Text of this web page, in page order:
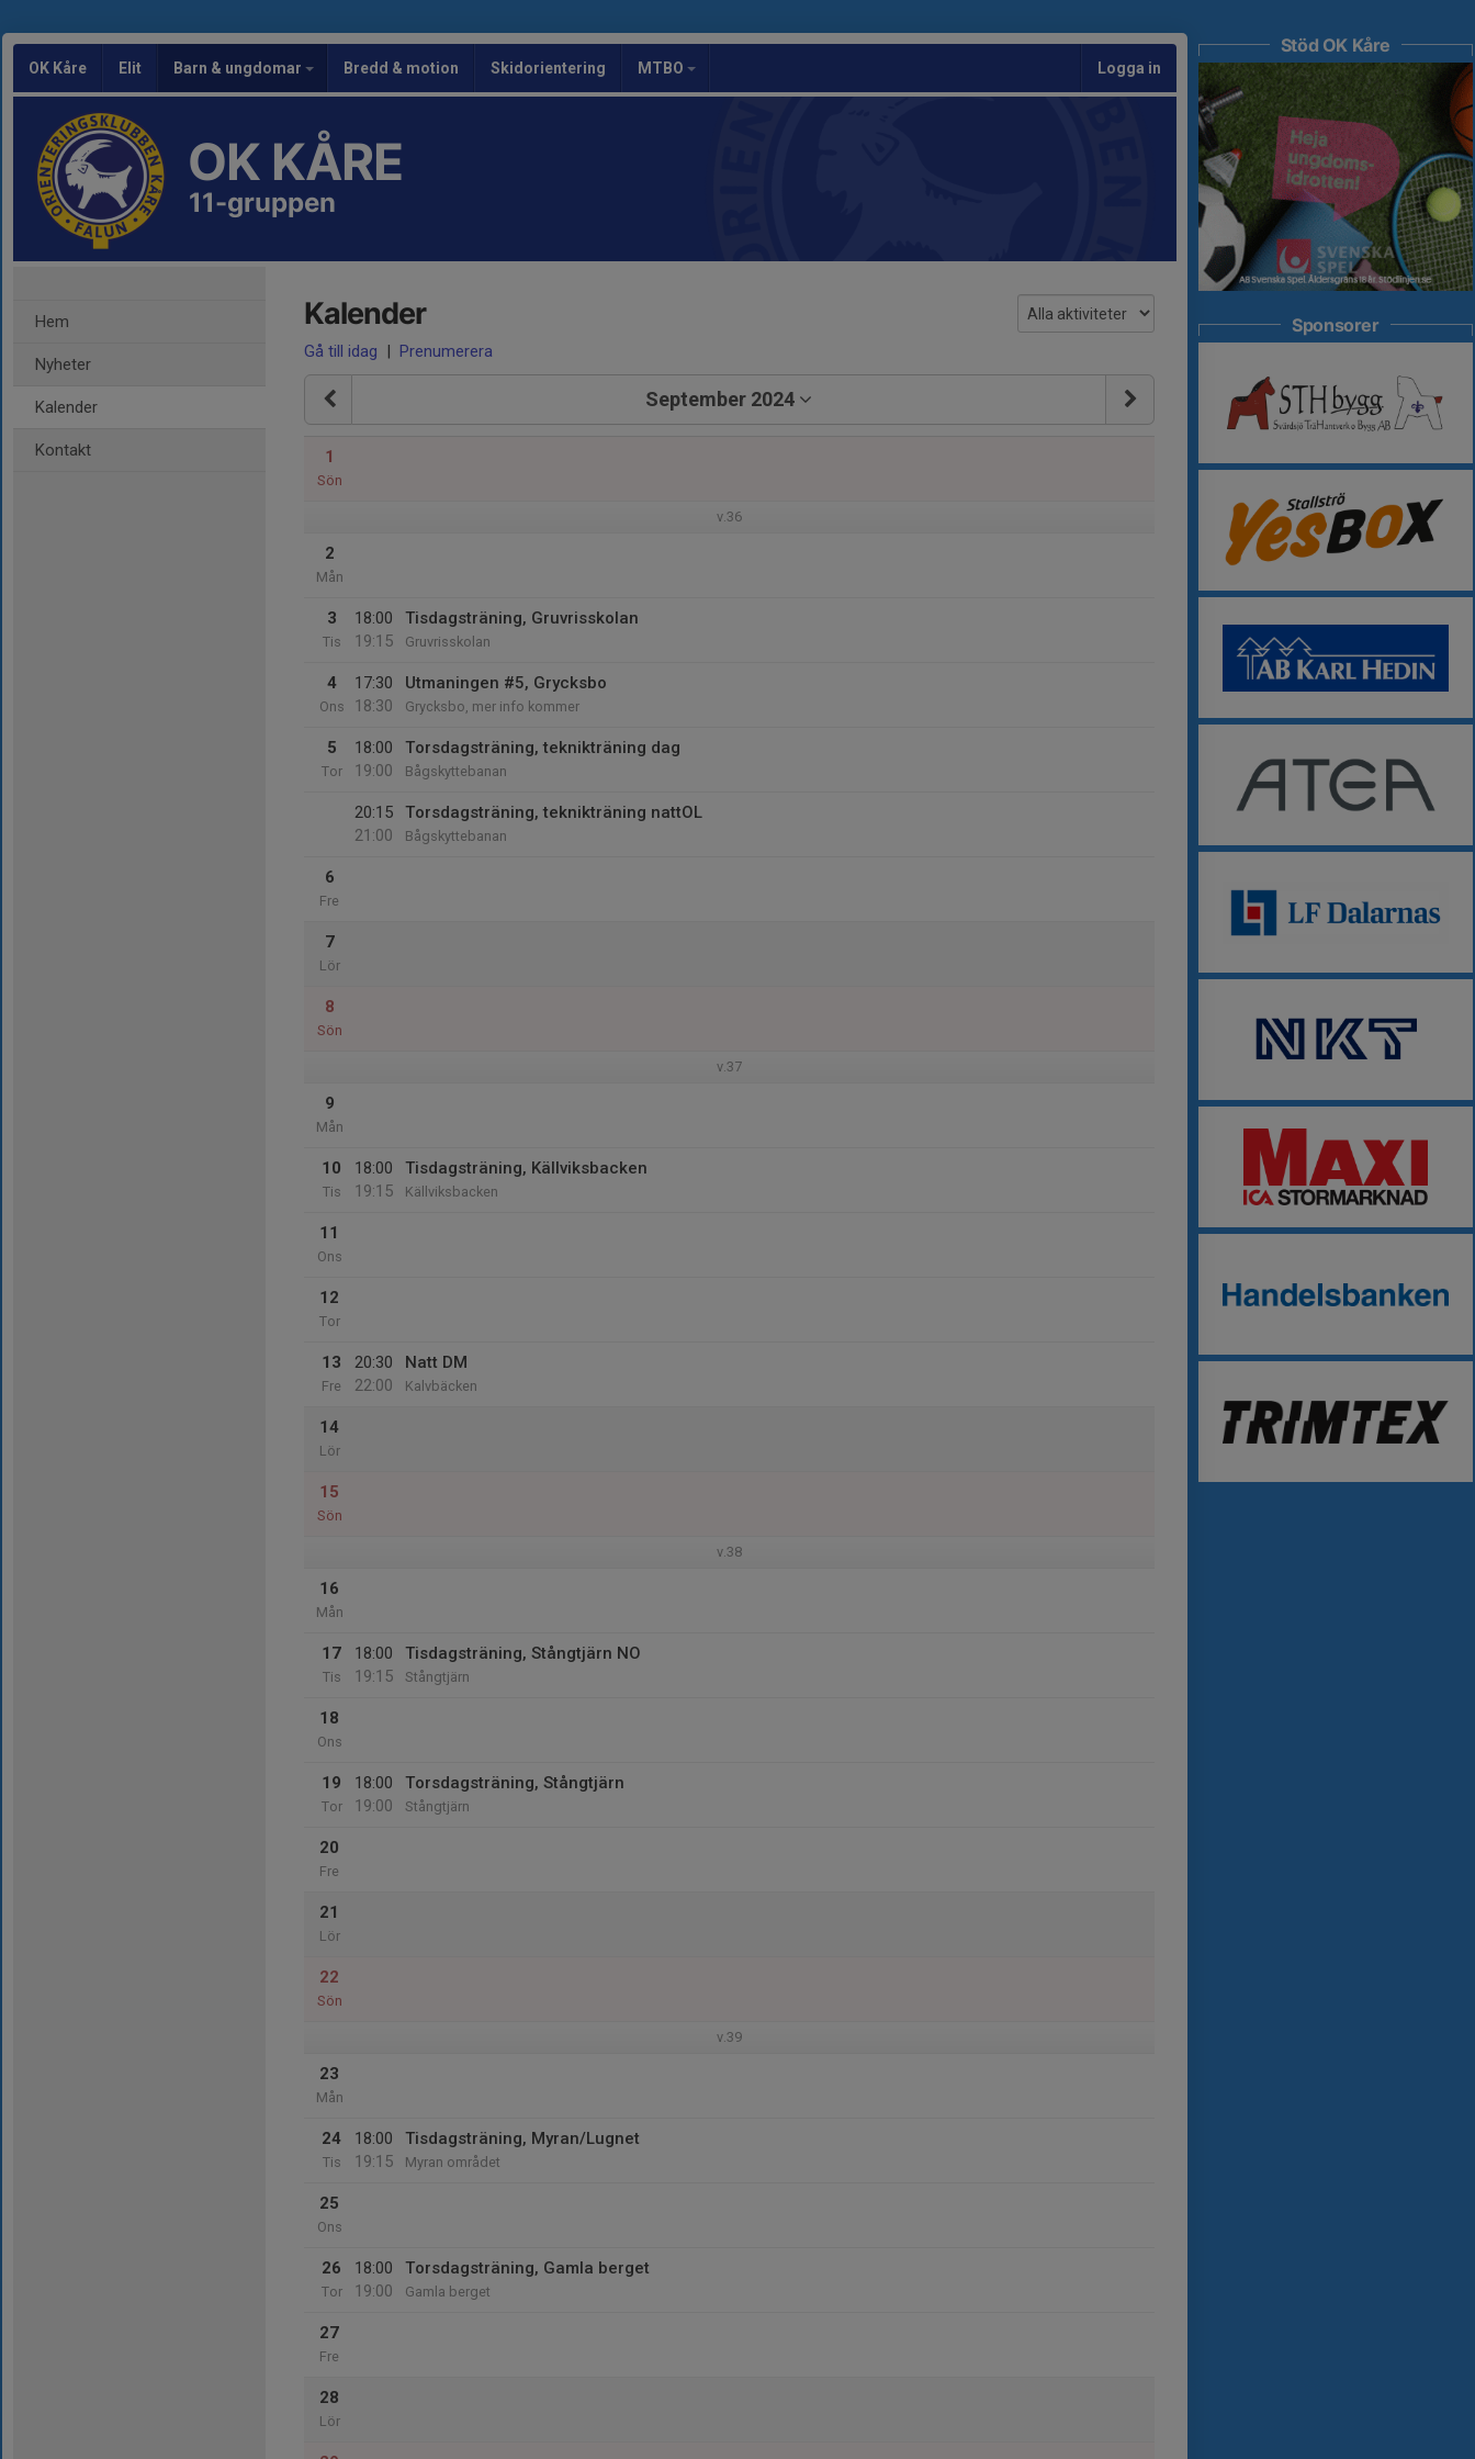
OK Kåre Elit Barn & ungdomar Bredd & motion Skidorientering MTBO Logga in
OK KÅRE
11-gruppen
Hem
Nyheter
Kalender
Kontakt
Kalender
Gå till idag | Prenumerera
September 2024
1
Sön
v.36
2
Mån
3
Tis
18:00
19:15
Tisdagsträning, Gruvrisskolan
Gruvrisskolan
4
Ons
17:30
18:30
Utmaningen #5, Grycksbo
Grycksbo, mer info kommer
5
Tor
18:00
19:00
Torsdagsträning, teknikträning dag
Bågskyttebanan
20:15
21:00
Torsdagsträning, teknikträning nattOL
Bågskyttebanan
6
Fre
7
Lör
8
Sön
v.37
9
Mån
10
Tis
18:00
19:15
Tisdagsträning, Källviksbacken
Källviksbacken
11
Ons
12
Tor
13
Fre
20:30
22:00
Natt DM
Kalvbäcken
14
Lör
15
Sön
v.38
16
Mån
17
Tis
18:00
19:15
Tisdagsträning, Stångtjärn NO
Stångtjärn
18
Ons
19
Tor
18:00
19:00
Torsdagsträning, Stångtjärn
Stångtjärn
20
Fre
21
Lör
22
Sön
v.39
23
Mån
24
Tis
18:00
19:15
Tisdagsträning, Myran/Lugnet
Myran området
25
Ons
26
Tor
18:00
19:00
Torsdagsträning, Gamla berget
Gamla berget
27
Fre
28
Lör
Stöd OK Kåre
Sponsorer